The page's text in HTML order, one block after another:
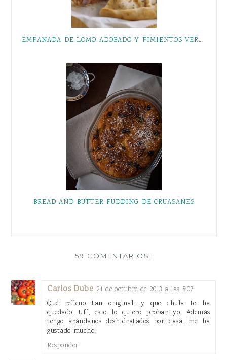
EMPANADA DE LOMO ADOBADO Y PIMIENTOS VERDES
BREAD AND BUTTER PUDDING DE CRUASANES
59 COMENTARIOS:
Carlos Dube 21 de octubre de 2013 a las 8:07
Qué relleno tan original, y que chula te ha
quedado. Uff, esto lo quiero probar yo. Además
tengo arándanos deshidratados por casa, me ha
gustado mucho!
Responder